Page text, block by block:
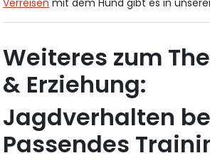
Verreisen mit dem Hund gibt es in
Weiteres zum
& Erziehung:
Jagdverhalten
Passendes